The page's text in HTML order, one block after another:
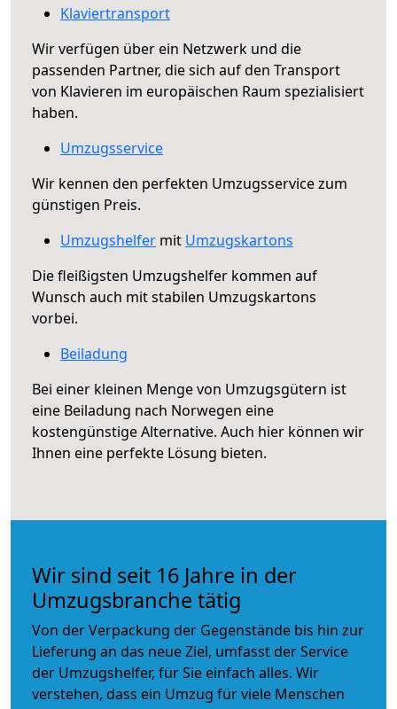
Klaviertransport
Wir verfügen über ein Netzwerk und die
passenden Partner, die sich auf den Transport
von Klavieren im europäischen Raum spezialisiert
haben.
Umzugsservice
Wir kennen den perfekten Umzugsservice zum
günstigen Preis.
Umzugshelfer mit Umzugskartons
Die fleißigsten Umzugshelfer kommen auf
Wunsch auch mit stabilen Umzugskartons
vorbei.
Beiladung
Bei einer kleinen Menge von Umzugsgütern ist
eine Beiladung nach Norwegen eine
kostengünstige Alternative. Auch hier können wir
Ihnen eine perfekte Lösung bieten.
Wir sind seit 16 Jahre in der
Umzugsbranche tätig
Von der Verpackung der Gegenstände bis hin zur
Lieferung an das neue Ziel, umfasst der Service
der Umzugshelfer, für Sie einfach alles. Wir
verstehen, dass ein Umzug für viele Menschen